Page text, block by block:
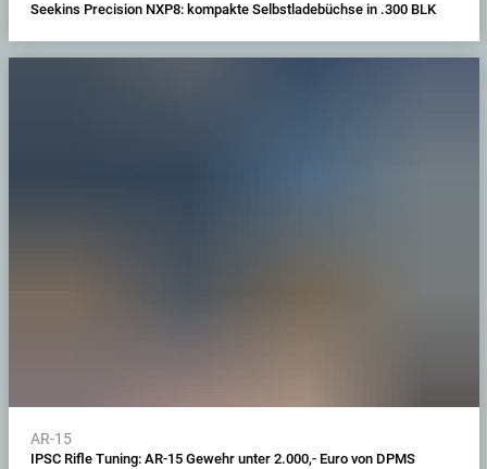
Seekins Precision NXP8: kompakte Selbstladebüchse in .300 BLK
AR-15
IPSC Rifle Tuning: AR-15 Gewehr unter 2.000,- Euro von DPMS